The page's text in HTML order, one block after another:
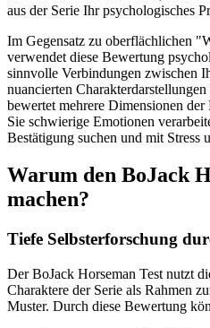
aus der Serie Ihr psychologisches
Im Gegensatz zu oberflächlichen
verwendet diese Bewertung
sinnvolle Verbindungen zwischen
nuancierten
bewertet mehrere Dimensionen
Sie schwierige Emotionen
Bestätigung suchen und mit Stress
Warum den BoJack
machen?
Tiefe Selbsterforschung
Der BoJack Horseman Test nutzt
Charaktere der Serie als Rahmen
Muster. Durch diese Bewertung